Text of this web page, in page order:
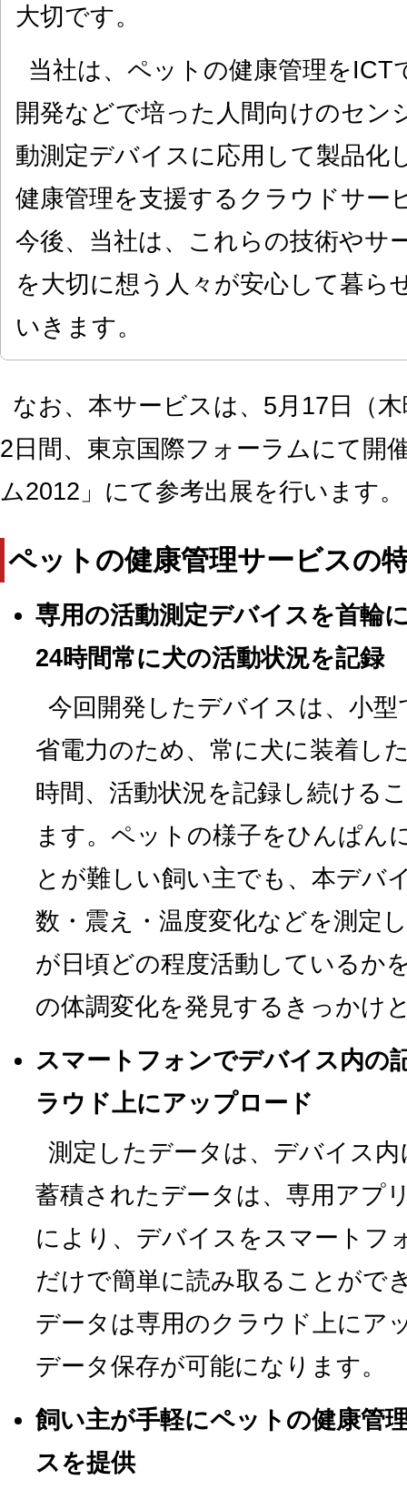
大切です。
当社は、ペットの健康管理をICT
開発などで培った人間向けのセン
動測定デバイスに応用して製品化
健康管理を支援するクラウドサー
今後、当社は、これらの技術やサ
を大切に想う人々が安心して暮ら
いきます。
なお、本サービスは、5月17日（
2日間、東京国際フォーラムにて開
ム2012」にて参考出展を行います。
ペットの健康管理サービスの
専用の活動測定デバイスを首輪
24時間常に犬の活動状況を記録
今回開発したデバイスは、小型
省電力のため、常に犬に装着し
時間、活動状況を記録し続ける
ます。ペットの様子をひんぱん
とが難しい飼い主でも、本デバ
数・震え・温度変化などを測定
が日頃どの程度活動しているか
の体調変化を発見するきっかけ
スマートフォンでデバイス内の
ラウド上にアップロード
測定したデータは、デバイス
蓄積されたデータは、専用アプ
により、デバイスをスマートフ
だけで簡単に読み取ることがで
データは専用のクラウド上にア
データ保存が可能になります。
飼い主が手軽にペットの健康管
スを提供